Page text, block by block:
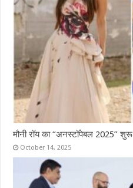
मौनी रॉय का “अनस्टॉपेबल 2025” शुरू
October 14, 2025